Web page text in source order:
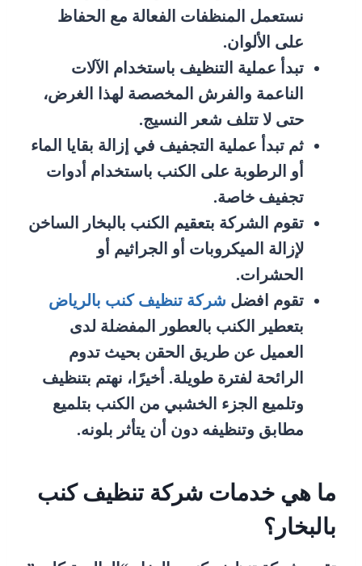
نستعمل المنظفات الفعالة مع الحفاظ
على الألوان.
تبدأ عملية التنظيف باستخدام الآلات
الناعمة والفرش المخصصة لهذا الغرض،
حتى لا تتلف شعر النسيج.
ثم تبدأ عملية التجفيف في إزالة بقايا الماء
أو الرطوبة على الكنب باستخدام أدوات
تجفيف خاصة.
تقوم الشركة بتعقيم الكنب بالبخار الساخن
لإزالة الميكروبات أو الجراثيم أو
الحشرات.
تقوم افضل شركة تنظيف كنب بالرياض
بتعطير الكنب بالعطور المفضلة لدى
العميل عن طريق الحقن بحيث تدوم
الرائحة لفترة طويلة. أخيرًا، نهتم بتنظيف
وتلميع الجزء الخشبي من الكنب بتلميع
مطابق وتنظيفه دون أن يتأثر بلونه.
ما هي خدمات شركة تنظيف كنب
بالبخار؟